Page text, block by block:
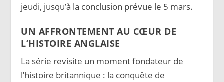
jeudi, jusqu’à la conclusion prévue le 5 mars.
UN AFFRONTEMENT AU CŒUR DE
L’HISTOIRE ANGLAISE
La série revisite un moment fondateur de
l’histoire britannique : la conquête de